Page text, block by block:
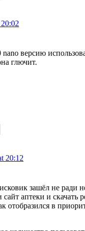
версию
глючит.
20:12
зашёл не ради
аптеки и скачать
отобразился в